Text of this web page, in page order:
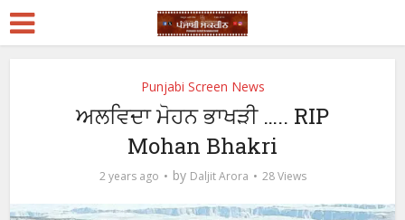
Punjabi Screen News
ਅਲਵਿਦਾ ਮੋਹਨ ਭਾਖੜੀ ….. RIP
Mohan Bhakri
2 years ago by Daljit Arora 28 Views